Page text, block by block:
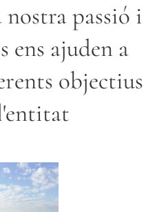
passió i
ens ajuden a
objectius